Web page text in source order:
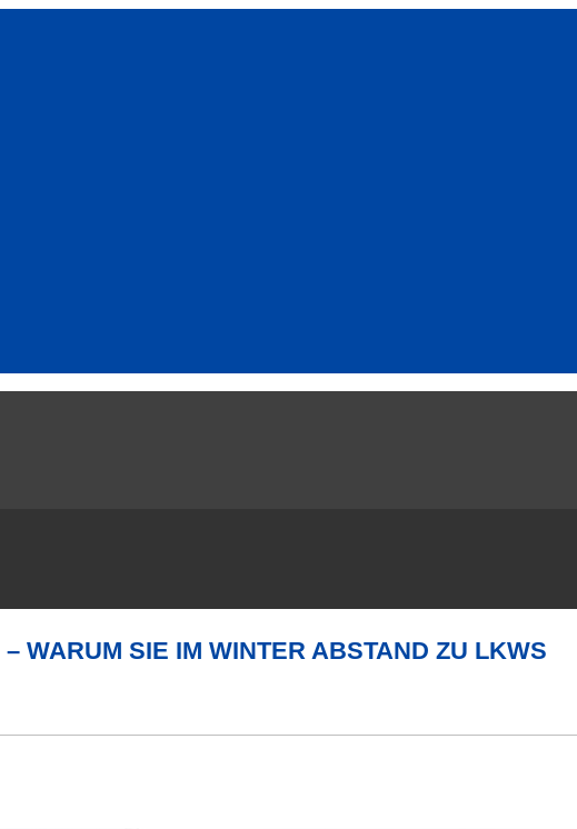
WARUM SIE IM WINTER ABSTAND ZU LKWS